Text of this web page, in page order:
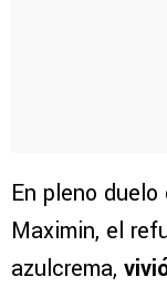
En pleno
Maximin, el
azulcrema,